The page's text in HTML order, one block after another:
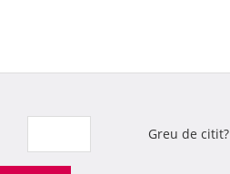
Greu de citit?